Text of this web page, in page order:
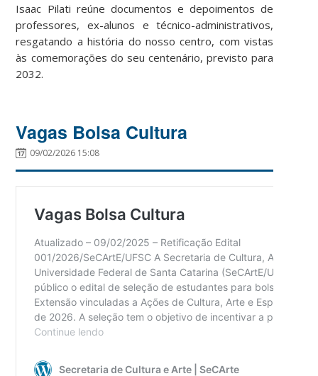
Isaac Pilati reúne documentos e depoimentos de
professores, ex-alunos e técnico-administrativos,
resgatando a história do nosso centro, com vistas
às comemorações do seu centenário, previsto para
2032.
Vagas Bolsa Cultura
09/02/2026 15:08